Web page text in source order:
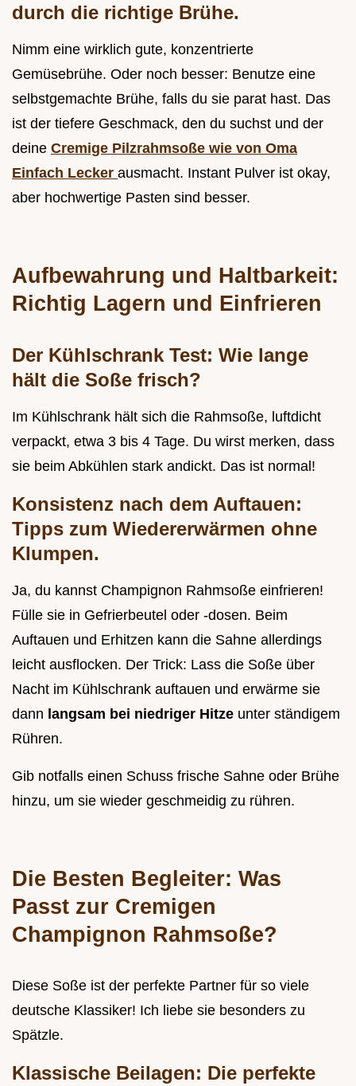
durch die richtige Brühe.
Nimm eine wirklich gute, konzentrierte
Gemüsebrühe. Oder noch besser: Benutze eine
selbstgemachte Brühe, falls du sie parat hast. Das
ist der tiefere Geschmack, den du suchst und der
deine Cremige Pilzrahmsoße wie von Oma
Einfach Lecker ausmacht. Instant Pulver ist okay,
aber hochwertige Pasten sind besser.
Aufbewahrung und Haltbarkeit:
Richtig Lagern und Einfrieren
Der Kühlschrank Test: Wie lange
hält die Soße frisch?
Im Kühlschrank hält sich die Rahmsoße, luftdicht
verpackt, etwa 3 bis 4 Tage. Du wirst merken, dass
sie beim Abkühlen stark andickt. Das ist normal!
Konsistenz nach dem Auftauen:
Tipps zum Wiedererwärmen ohne
Klumpen.
Ja, du kannst Champignon Rahmsoße einfrieren!
Fülle sie in Gefrierbeutel oder -dosen. Beim
Auftauen und Erhitzen kann die Sahne allerdings
leicht ausflocken. Der Trick: Lass die Soße über
Nacht im Kühlschrank auftauen und erwärme sie
dann langsam bei niedriger Hitze unter ständigem
Rühren.
Gib notfalls einen Schuss frische Sahne oder Brühe
hinzu, um sie wieder geschmeidig zu rühren.
Die Besten Begleiter: Was
Passt zur Cremigen
Champignon Rahmsoße?
Diese Soße ist der perfekte Partner für so viele
deutsche Klassiker! Ich liebe sie besonders zu
Spätzle.
Klassische Beilagen: Die perfekte